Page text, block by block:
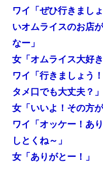
ワイ「ぜひ行きまし
いオムライスのお店
なー」
女「オムライス大好
ワイ「行きましょう
タメ口でも大丈夫？」
女「いいよ！その方が
ワイ「オッケー！あ
しとくね～」
女「ありがとー！」